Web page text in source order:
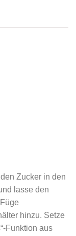
Zucker in den
lasse den
hinzu. Setze
Funktion aus